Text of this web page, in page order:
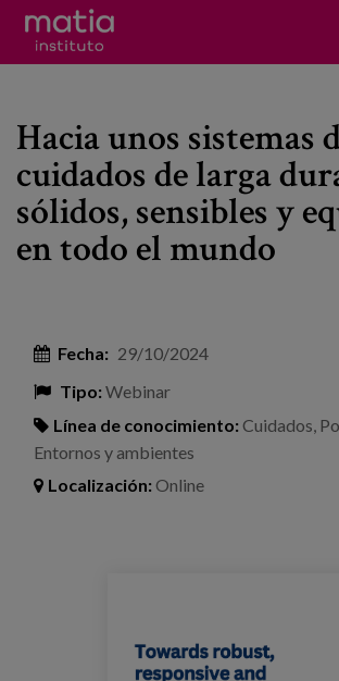
Investigación
Publicaciones
Participación en foros
Noticias
Blog
Hacia unos sistemas
cuidados de larga
sólidos, sensibles y
en todo el mundo
Fecha: 29/10/2024
Tipo:Webinar
Línea de conocimiento:Cuidados,
Entornos y ambientes
Localización:Online